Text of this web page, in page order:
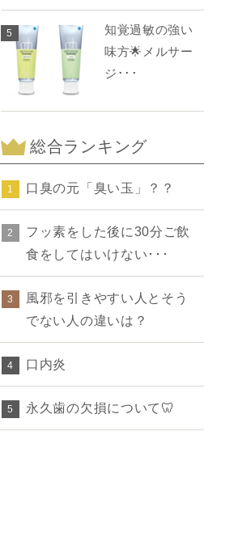
5
知覚過敏の強い
味方🌟メルサー
ジ･･･
総合ランキング
1 口臭の元「臭い玉」？？
2
フッ素をした後に30分ご飲
食をしてはいけない･･･
3
風邪を引きやすい人とそう
でない人の違いは？
4 口内炎
5 永久歯の欠損について🦷